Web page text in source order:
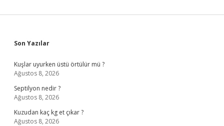
Sidebar
Son Yazılar
Kuşlar uyurken üstü örtülür mü ?
Ağustos 8, 2026
Septilyon nedir ?
Ağustos 8, 2026
Kuzudan kaç kg et çıkar ?
Ağustos 8, 2026